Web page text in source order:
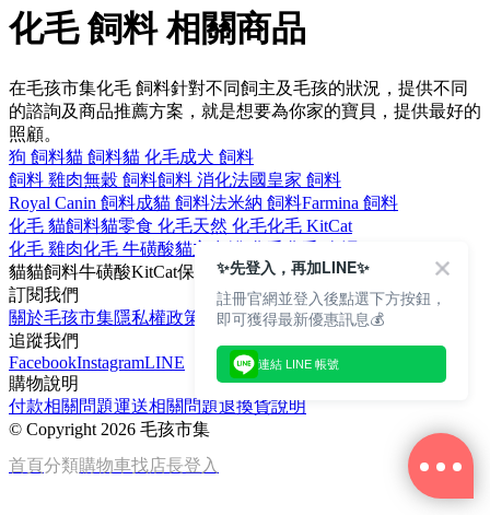
化毛 飼料 相關商品
在毛孩市集化毛 飼料針對不同飼主及毛孩的狀況，提供不同
的諮詢及商品推薦方案，就是想要為你家的寶貝，提供最好的
照顧。
狗 飼料貓 飼料貓 化毛成犬 飼料
飼料 雞肉無穀 飼料飼料 消化法國皇家 飼料
Royal Canin 飼料成貓 飼料法米納 飼料Farmina 飼料
化毛 貓飼料貓零食 化毛天然 化毛化毛 KitCat
化毛 雞肉化毛 牛磺酸貓主食罐 化毛
貓貓飼料牛磺酸KitCat保護心臟
訂閱我們
關於毛孩市集隱私權政策
文章
追蹤我們
FacebookInstagramLINE
購物說明
付款相關問題運送相關問題退換貨說明
© Copyright 2026 毛孩市集
首頁分類購物車找店長登入
✨先登入，再加LINE✨
註冊官網並登入後點選下方按鈕，
即可獲得最新優惠訊息💰
連結 LINE 帳號